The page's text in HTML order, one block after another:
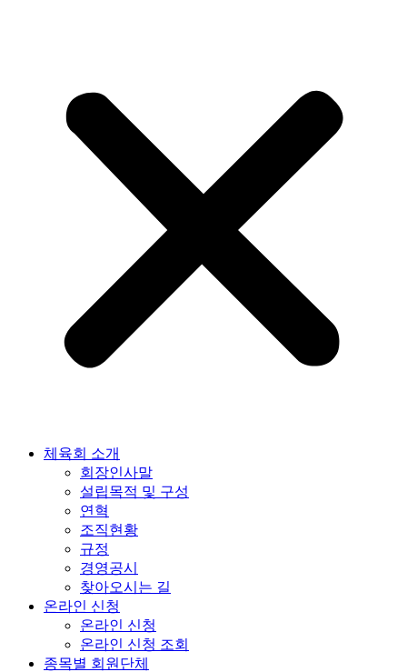
체육회 소개
회장인사말
설립목적 및 구성
연혁
조직현황
규정
경영공시
찾아오시는 길
온라인 신청
온라인 신청
온라인 신청 조회
종목별 회원단체